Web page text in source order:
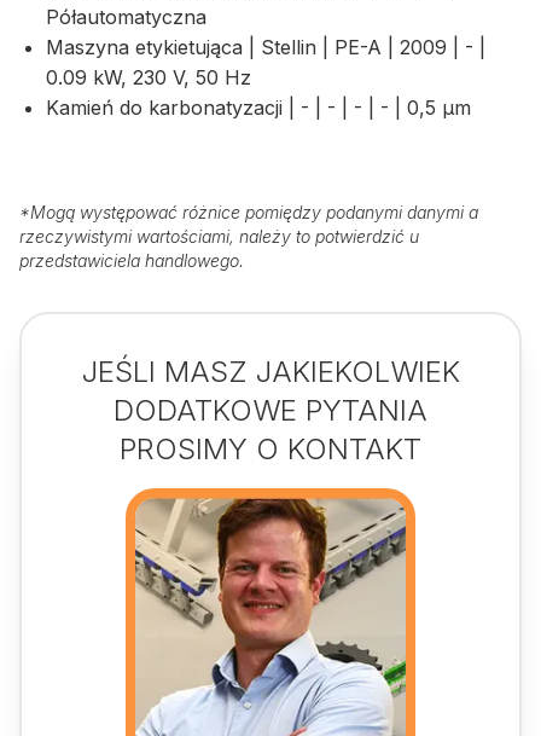
Półautomatyczna
Maszyna etykietująca | Stellin | PE-A | 2009 | - |
0.09 kW, 230 V, 50 Hz
Kamień do karbonatyzacji | - | - | - | - | 0,5 µm
*Mogą występować różnice pomiędzy podanymi danymi a
rzeczywistymi wartościami, należy to potwierdzić u
przedstawiciela handlowego.
JEŚLI MASZ JAKIEKOLWIEK
DODATKOWE PYTANIA
PROSIMY O KONTAKT